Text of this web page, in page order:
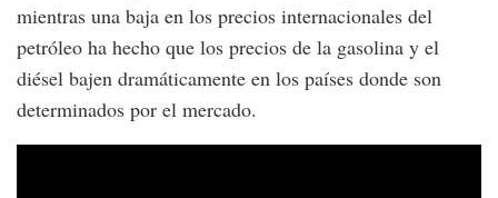
mientras una baja en los precios internacionales del
petróleo ha hecho que los precios de la gasolina y el
diésel bajen dramáticamente en los países donde son
determinados por el mercado.